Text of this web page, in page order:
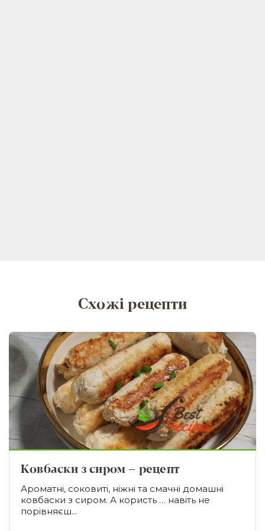
Схожі рецепти
Ковбаски з сиром – рецепт
Ароматні, соковиті, ніжні та смачні домашні
ковбаски з сиром. А користь … навіть не
порівняєш...